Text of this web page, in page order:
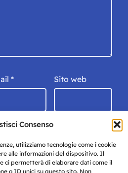
Consenso
utilizziamo tecnologie come i cookie
alle informazioni del dispositivo. Il
ci permetterà di elaborare dati come il
o ID unici su questo sito. Non
* Sito web